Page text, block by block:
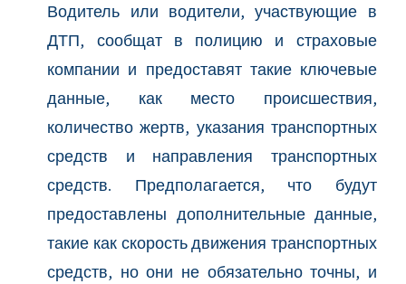
Водитель или водители, участвующие в
ДТП, сообщат в полицию и страховые
компании и предоставят такие ключевые
данные, как место происшествия,
количество жертв, указания транспортных
средств и направления транспортных
средств. Предполагается, что будут
предоставлены дополнительные данные,
такие как скорость движения транспортных
средств, но они не обязательно точны, и